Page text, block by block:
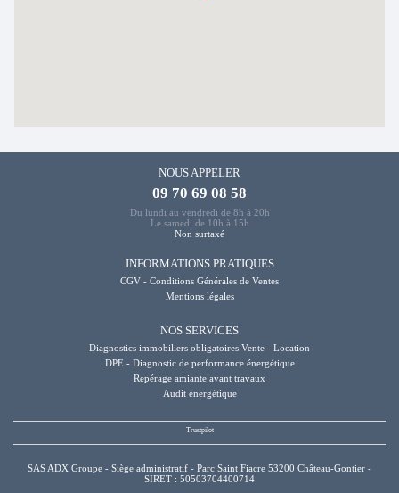
NOUS APPELER
09 70 69 08 58
Du lundi au vendredi de 8h à 20h
Le samedi de 10h à 15h
Non surtaxé
INFORMATIONS PRATIQUES
CGV - Conditions Générales de Ventes
Mentions légales
NOS SERVICES
Diagnostics immobiliers obligatoires Vente - Location
DPE - Diagnostic de performance énergétique
Repérage amiante avant travaux
Audit énergétique
SAS ADX Groupe - Siège administratif - Parc Saint Fiacre 53200 Château-Gontier -
SIRET : 50503704400714